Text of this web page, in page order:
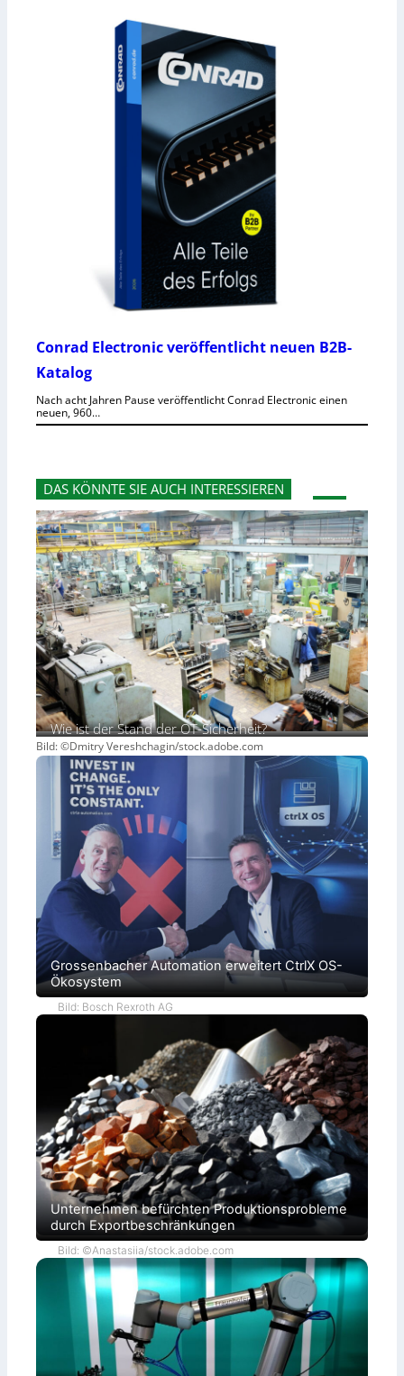
Conrad Electronic veröffentlicht neuen B2B-
Katalog
Nach acht Jahren Pause veröffentlicht Conrad Electronic einen
neuen, 960…
DAS KÖNNTE SIE AUCH INTERESSIEREN
Wie ist der Stand der OT-Sicherheit?
Bild: ©Dmitry Vereshchagin/stock.adobe.com
Grossenbacher Automation erweitert CtrlX OS-
Ökosystem
Bild: Bosch Rexroth AG
Unternehmen befürchten Produktionsprobleme
durch Exportbeschränkungen
Bild: ©Anastasiia/stock.adobe.com